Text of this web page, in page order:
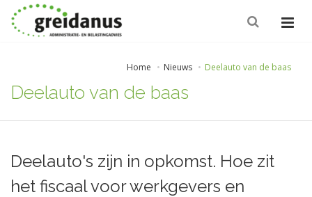
Home Nieuws Deelauto van de baas
Deelauto van de baas
Deelauto's zijn in opkomst. Hoe zit
het fiscaal voor werkgevers en